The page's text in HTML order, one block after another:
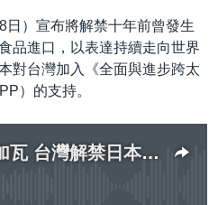
日）宣布將解禁十年前曾發生
品進口，以表達持續走向世界
對台灣加入《全面與進步跨太
）的支持。
為加入CPTPP添磚加瓦 台灣解禁日本福島食品進口